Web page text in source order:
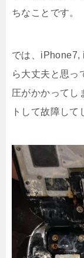
ちなことです。
では、iPhone7,
ら大丈夫と思っ
圧がかかってし
トして故障して